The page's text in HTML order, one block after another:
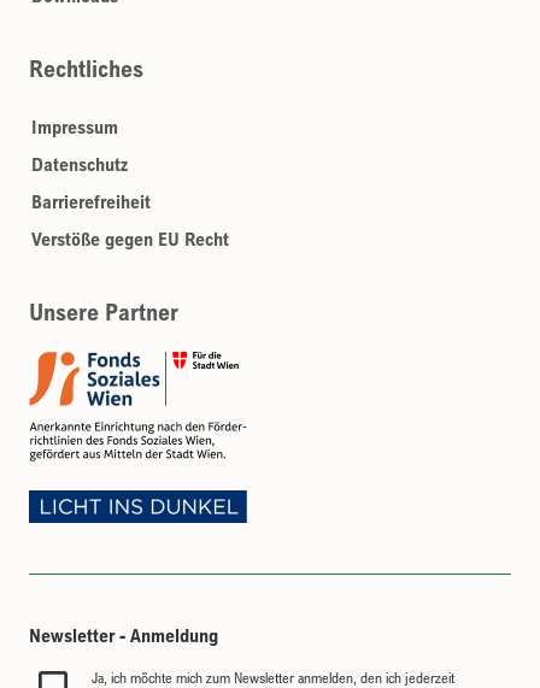
Rechtliches
Impressum
Datenschutz
Barrierefreiheit
Verstöße gegen EU Recht
Unsere Partner
Newsletter - Anmeldung
Ja, ich möchte mich zum Newsletter anmelden, den ich jederzeit